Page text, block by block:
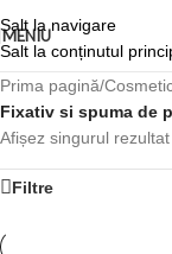
Salt la navigare
Salt la conținutul
MENIU
Prima pagină/
Fixativ si spuma de
Afișez singurul rezultat
Filtre